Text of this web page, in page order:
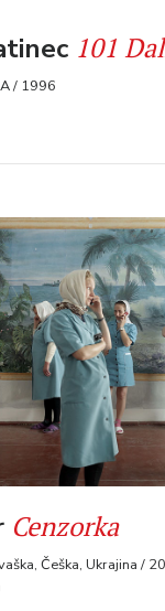
101
/ 1996
Cenzorka
Češka, Ukrajina /